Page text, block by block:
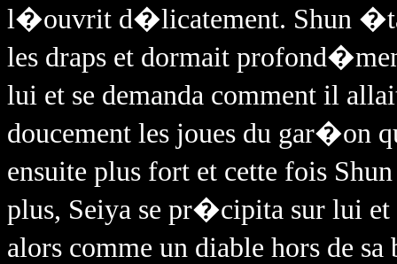
l�ouvrit d�licatement. Shun
les draps et dormait
lui et se demanda comment il
doucement les joues du
ensuite plus fort et cette fois
plus, Seiya se pr�cipita sur lui
alors comme un diable hors de